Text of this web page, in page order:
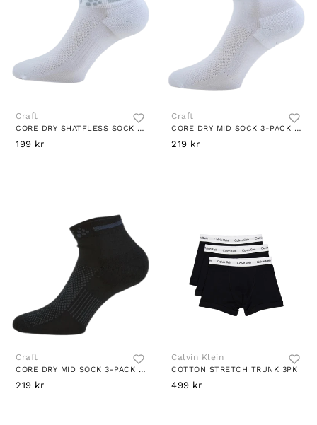
Craft
CORE DRY SHATFLESS SOCK 3-PACK WHITE
199 kr
Craft
CORE DRY MID SOCK 3-PACK WHITE
219 kr
Craft
CORE DRY MID SOCK 3-PACK BLACK
219 kr
Calvin Klein
COTTON STRETCH TRUNK 3PK
499 kr